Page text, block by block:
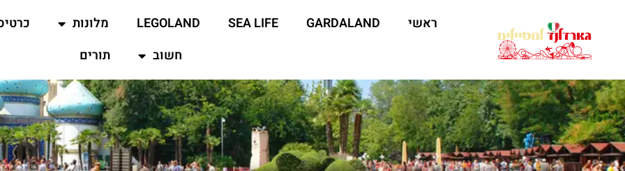
ראשי GARDALAND
SEA LIFE
LEGOLAND מלונות
חשוב
תורים